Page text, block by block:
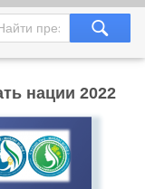
нации 2022